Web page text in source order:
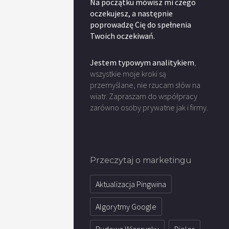
Na początku mówisz mi czego
oczekujesz, a następnie
poprowadzę Cię do spełnenia
Twoich oczekiwań.
Jestem typowym analitykiem,
wszystkie moje kroki są
przemyślane, nie rzucam słów na
wiatr. Zapraszam do współpracy
zarówno osoby prywatne jak i firmy.
Przeczytaj o marketingu
Aktualizacja Pingwina
Algorytmy Google